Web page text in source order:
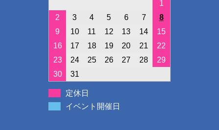
1
2
3 4 5 6 7
8
9
10 11 12 13 14
15
16
17 18 19 20 21
22
23
24 25 26 27 28
29
30
31
定休日
イベント開催日